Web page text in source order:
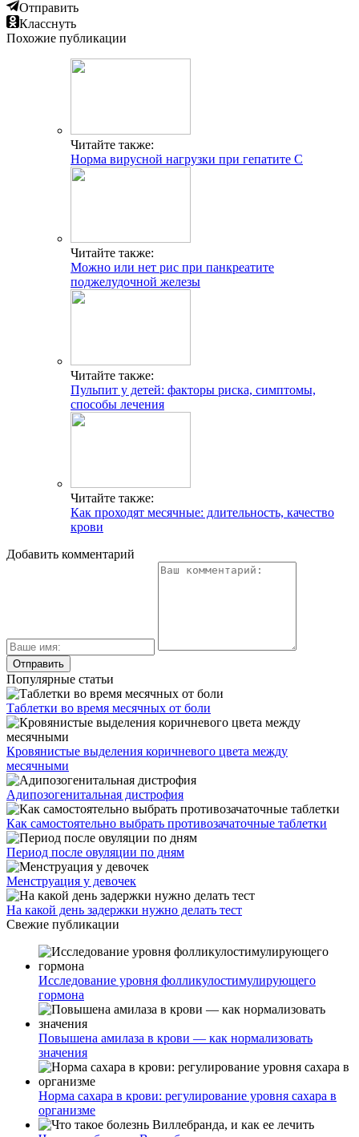
Отправить
Класснуть
Похожие публикации
Читайте также:
Норма вирусной нагрузки при гепатите С
Читайте также:
Можно или нет рис при панкреатите
поджелудочной железы
Читайте также:
Пульпит у детей: факторы риска, симптомы,
способы лечения
Читайте также:
Как проходят месячные: длительность, качество
крови
Добавить комментарий
Популярные статьи
Таблетки во время месячных от боли
Кровянистые выделения коричневого цвета между
месячными
Адипозогенитальная дистрофия
Как самостоятельно выбрать противозачаточные таблетки
Период после овуляции по дням
Менструация у девочек
На какой день задержки нужно делать тест
Свежие публикации
Исследование уровня фолликулостимулирующего
гормона
Повышена амилаза в крови — как нормализовать
значения
Норма сахара в крови: регулирование уровня сахара в
организме